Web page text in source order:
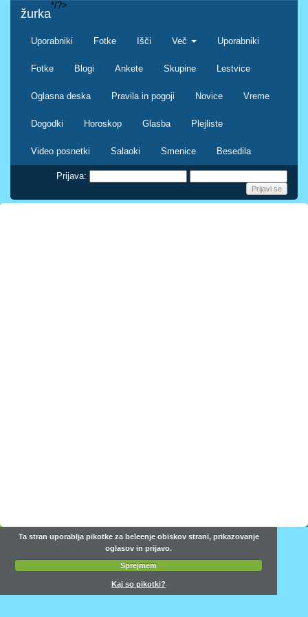
žurka
Uporabniki Fotke Išči Več Uporabniki
Fotke Blogi Ankete Skupine Lestvice
Oglasna deska Pravila in pogoji Novice Vreme
Dogodki Horoskop Glasba Plejliste
Video posnetki Salaoki Smenice Besedila
*/?>
Prijava:
Ta stran uporablja pikotke za beleenje obiskov strani, prikazovanje
oglasov in prijavo.
Sprejmem
Kaj so pikotki?